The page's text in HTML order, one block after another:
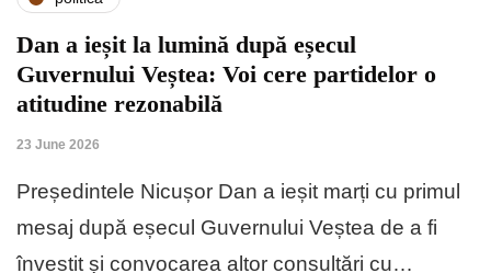
Dan a ieșit la lumină după eșecul
Guvernului Veștea: Voi cere partidelor o
atitudine rezonabilă
23 June 2026
Președintele Nicușor Dan a ieșit marți cu primul
mesaj după eșecul Guvernului Veștea de a fi
învestit și convocarea altor consultări cu…